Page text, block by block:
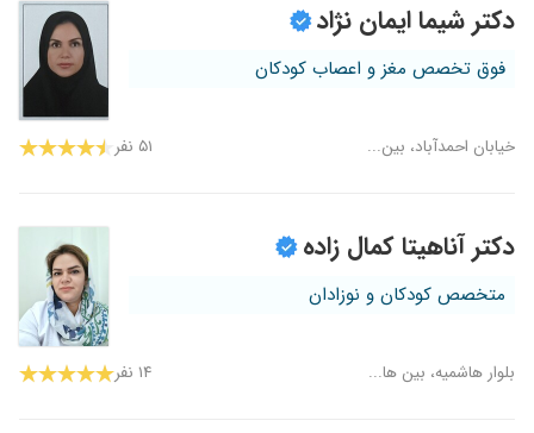
دکتر شیما ایمان نژاد
فوق تخصص مغز و اعصاب کودکان
خیابان احمدآباد، بین... ۵۱ نفر
دکتر آناهیتا کمال زاده
متخصص کودکان و نوزادان
بلوار هاشمیه، بین ها... ۱۴ نفر